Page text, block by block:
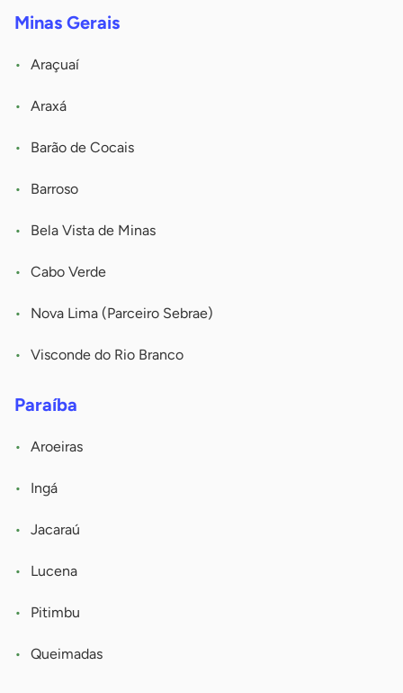
Minas Gerais
Araçuaí
Araxá
Barão de Cocais
Barroso
Bela Vista de Minas
Cabo Verde
Nova Lima (Parceiro Sebrae)
Visconde do Rio Branco
Paraíba
Aroeiras
Ingá
Jacaraú
Lucena
Pitimbu
Queimadas